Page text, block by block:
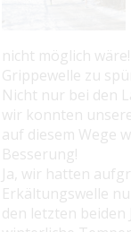
nicht möglich
Grippewelle zu
Nicht nur bei den
wir konnten
auf diesem Wege
Besserung!
Ja, wir hatten
Erkältungswelle
den letzten beiden